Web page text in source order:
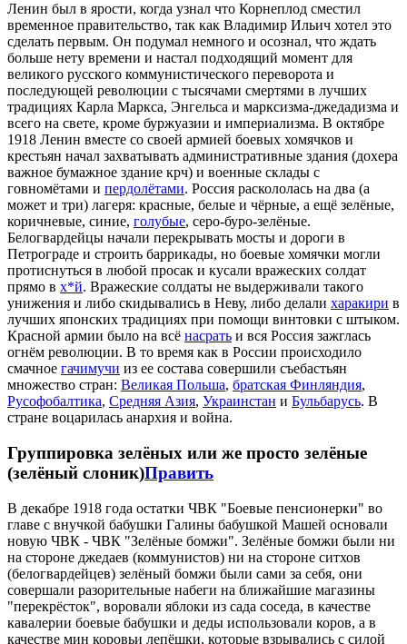
Ленин был в ярости, когда узнал что Корнеплод сместил
временное правительство, так как Владимир Ильич хотел это
сделать первым. Он подумал немного и осознал, что ждать
больше нету времени и настал подходящий момент для
великого русского коммунистического переворота и
последующей революции с тысячами смертями в лучших
традициях Карла Маркса, Энгельса и марксизма-джедадизма и
всего на свете, кроме буржуазии и империализма. В октябре
1918 Ленин вместе со своей армией боевых хомячков и
крестьян начал захватывать административные здания (дохера
важное бумажное здание крч) и военные склады с
говномётами и пердолётами. Россия раскололась на два (а
может и три) лагеря: красные, белые и чёрные, а ещё зелёные,
коричневые, синие, голубые, серо-буро-зелёные.
Белогвардейцы начали перекрывать мосты и дороги в
Петрограде и строить баррикады, но боевые хомячки могли
протиснуться в любой просак и кусали вражеских солдат
прямо в х*й. Вражеские солдаты не выдерживали такого
унижения и либо скидывались в Неву, либо делали харакири в
лучших японских традициях при помощи винтовки с штыком.
Красной армии было на всё насрать и вся Россия зажглась
огнём революции. В то время как в России происходило
смачное гачимучи из ее состава совершили съебастьян
множество стран: Великая Польша, братская Финляндия,
Русофобалтика, Средняя Азия, Украинстан и Бульбарусь. В
стране воцарилась анархия и война.
Группировка зелёных или же просто зелёные
(зелёный слоник)Править
В декабре 1918 года остатки ЧВК "Боевые пенсионерки" во
главе с внучкой бабушки Галины бабушкой Машей основали
новую ЧВК - ЧВК "Зелёные бомжи". Зелёные бомжи были ни
на стороне джедаев (коммунистов) ни на стороне ситхов
(белогвардейцев) зелёный бомжи были сами за себя, они
совершали разорительные набеги на ближайшие магазины
"перекрёсток", воровали яблоки из сада соседа, в качестве
кавалерии боевые бабушки и деды использовали коров, а в
качестве мин коровьи лепёшки, которые взрывались с силой